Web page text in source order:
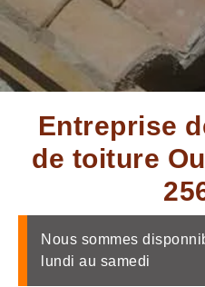
Entreprise
de toiture
Nous sommes
lundi au samedi